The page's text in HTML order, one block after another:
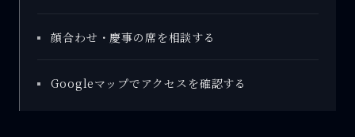
顔合わせ・慶事の席を相談する
Googleマップでアクセスを確認する